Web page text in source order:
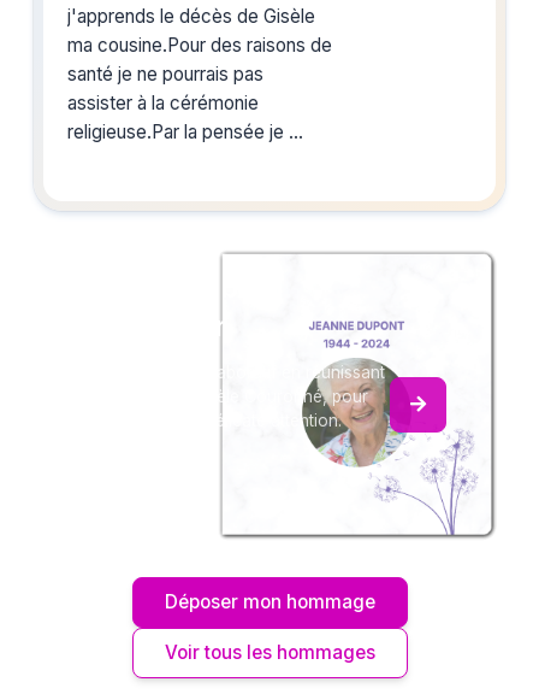
j'apprends le décès de Gisèle
ma cousine.Pour des raisons de
santé je ne pourrais pas
assister à la cérémonie
religieuse.Par la pensée je
condoléances à la famille.
du souvenir
Créez un album collaboratif en réunissant
les hommages à Gisèle Couronné, pour
vous ou pour une délicate attention.
Déposer mon hommage
Voir tous les hommages